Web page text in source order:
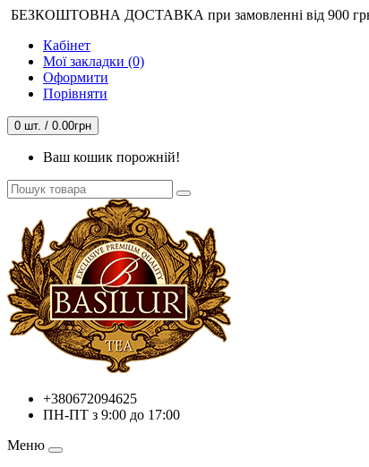
БЕЗКОШТОВНА ДОСТАВКА при замовленні від 900
Кабінет
Мої закладки (0)
Оформити
Порівняти
0 шт. / 0.00грн
Ваш кошик порожній!
+380672094625
ПН-ПТ з 9:00 до 17:00
Меню